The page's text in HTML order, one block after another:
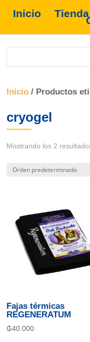
Inicio Tienda
Inicio / Productos
cryogel
Mostrando los 2
Fajas térmicas
REGENERATUM
₲40.000